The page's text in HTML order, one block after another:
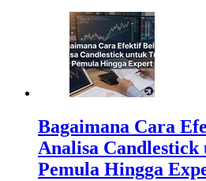
Bagaimana Cara
Analisa
Pemula Hingga